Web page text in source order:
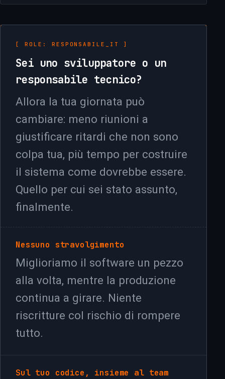
+
[ ROLE: RESPONSABILE_IT ]
Sei uno sviluppatore o un
responsabile tecnico?
Allora la tua giornata può
cambiare: meno riunioni a
giustificare ritardi che non sono
colpa tua, più tempo per costruire
il sistema come dovrebbe essere.
Quello per cui sei stato assunto,
finalmente.
Nessuno stravolgimento
Miglioriamo il software un pezzo
alla volta, mentre la produzione
continua a girare. Niente
riscritture col rischio di rompere
tutto.
Sul tuo codice, insieme al team